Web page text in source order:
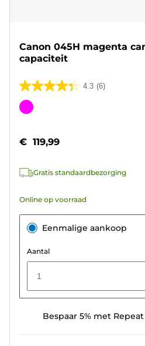
Canon 045H magenta
capaciteit
4.3 (6)
4.3
van
sterren.
beoordelingen
Kleurencartridge
€ 119,99
Gratis standaardbezorging
Online op voorraad
Eenmalige aankoop
Aantal
1
Bespaar 5% met Repeat